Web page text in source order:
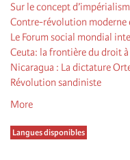
Sur le concept
Contre-révolution moderne
Le Forum social mondial
Ceuta: la frontière du droit
Nicaragua : La dictature
Révolution sandiniste
More
Langues disponibles